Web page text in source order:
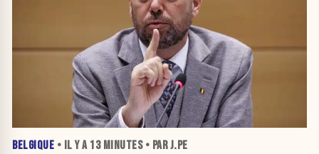
BELGIQUE • IL Y A 13 MINUTES• PAR J.PE